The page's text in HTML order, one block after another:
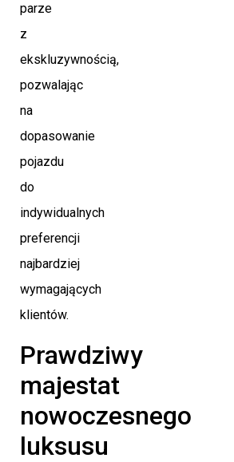
parze
z
ekskluzywnością,
pozwalając
na
dopasowanie
pojazdu
do
indywidualnych
preferencji
najbardziej
wymagających
klientów.
Prawdziwy
majestat
nowoczesnego
luksusu